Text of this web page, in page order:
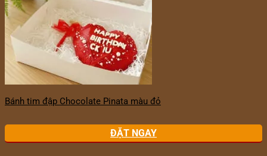
Bánh tim đập Chocolate Pinata màu đỏ
ĐẶT NGAY